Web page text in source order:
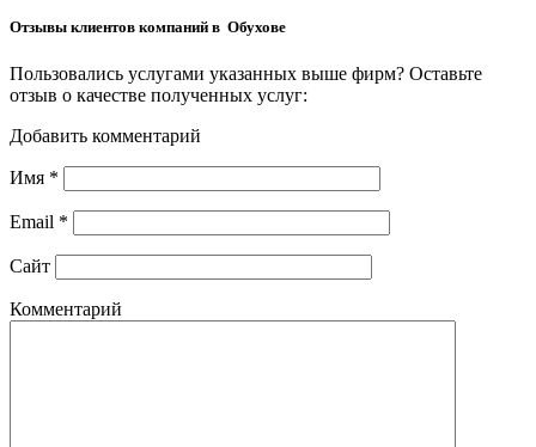
Отзывы клиентов компаний в Обухове
Пользовались услугами указанных выше фирм? Оставьте
отзыв о качестве полученных услуг:
Добавить комментарий
Имя *
Email *
Сайт
Комментарий